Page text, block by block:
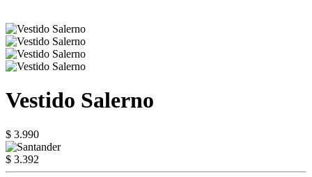
Vestido Salerno
$ 3.990
$ 3.392